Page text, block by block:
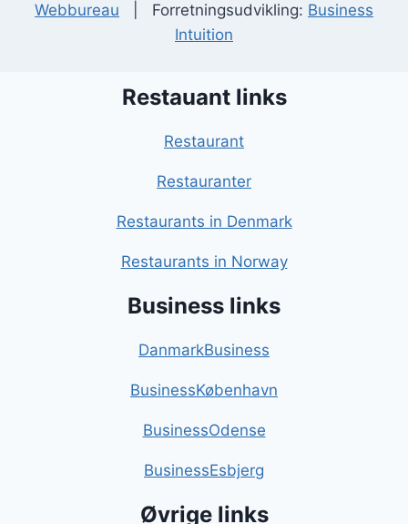
Webbureau | Forretningsudvikling: Business
Intuition
Restauant links
Restaurant
Restauranter
Restaurants in Denmark
Restaurants in Norway
Business links
DanmarkBusiness
BusinessKøbenhavn
BusinessOdense
BusinessEsbjerg
Øvrige links